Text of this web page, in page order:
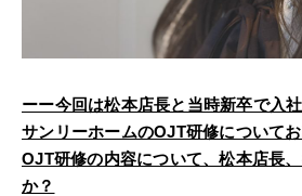
ーー今回は松本店長と当時新卒で入
サンリーホームのOJT研修について
OJT研修の内容について、松本店長
か？